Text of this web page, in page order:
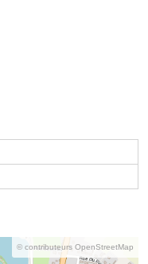
© contributeurs OpenStreetMap